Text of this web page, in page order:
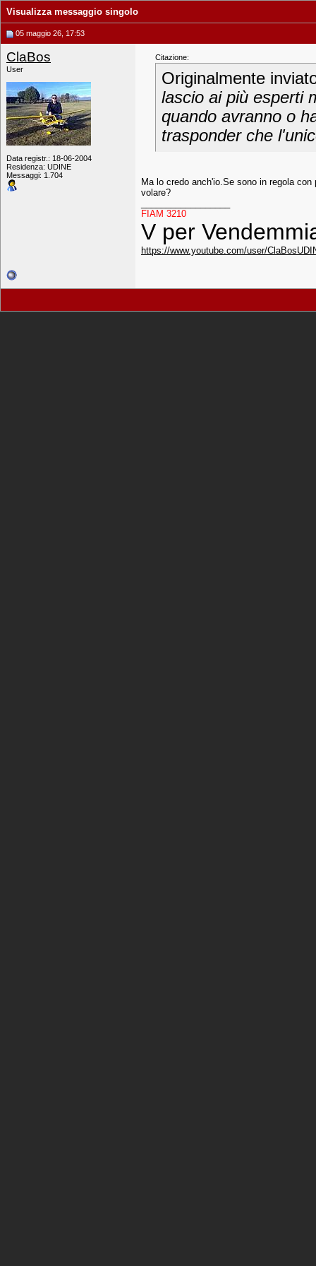
Visualizza messaggio singolo
05 maggio 26, 17:53
ClaBos
User
Data registr.: 18-06-2004
Residenza: UDINE
Messaggi: 1.704
Citazione:
Originalmente
lascio ai più esperti
quando avranno o
trasponder che
Ma lo credo anch'io.Se sono in regola
volare?
FIAM 3210
V per
https://www.youtube.com/user/